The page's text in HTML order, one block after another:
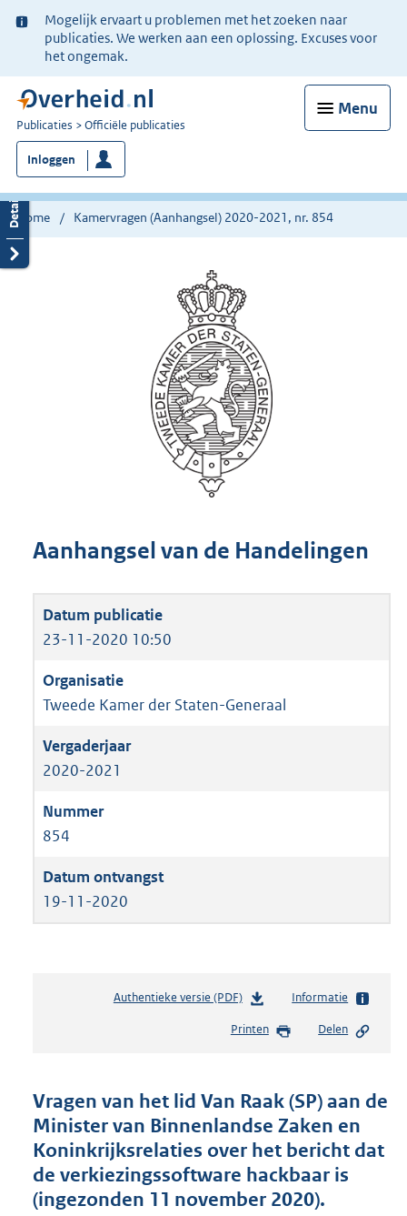
Ter
informatie:
Mogelijk ervaart u problemen met het zoeken naar
publicaties. We werken aan een oplossing. Excuses voor
het ongemak.
Menu
U
bent
nu
hier:
Publicaties Officiële publicaties
Inloggen
Home Kamervragen (Aanhangsel) 2020-2021, nr. 854
Aanhangsel van de Handelingen
23-11-2020 10:50
Tweede Kamer der Staten-Generaal
2020-2021
854
19-11-2020
Authentieke versie (PDF)b
s
n
d
s
g
o
Informatie
Printen Delen
Vragen van het lid Van Raak (SP) aan de
Minister van Binnenlandse Zaken en
Koninkrijksrelaties over het bericht dat
de verkiezingssoftware hackbaar is
(ingezonden 11 november 2020).